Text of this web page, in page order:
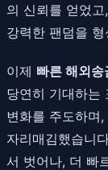
의 신뢰를 얻었
강력한 팬덤을
이제 빠른 해외송
당연히 기대하는
변화를 주도하며
자리매김했습니
서 벗어나, 더 빠